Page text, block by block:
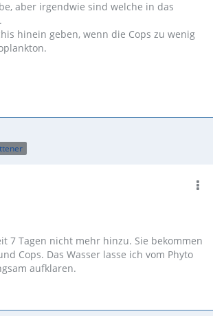
aber irgendwie sind welche in das
hinein geben, wenn die Cops zu wenig
7 Tagen nicht mehr hinzu. Sie bekommen
Cops. Das Wasser lasse ich vom Phyto
aufklaren.